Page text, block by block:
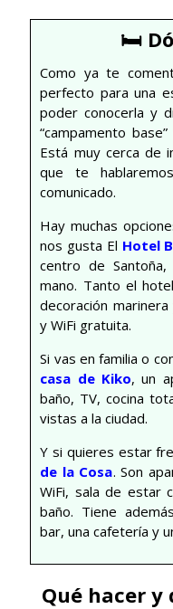
🛏
Como ya te
perfecto para una
poder conocerla y
“campamento
Está muy cerca de
que te
comunicado.
Hay muchas
nos gusta El Hotel
centro de
mano. Tanto el
decoración
y WiFi gratuita.
Si vas en familia o
casa de Kiko, un
baño, TV, cocina
vistas a la ciudad.
Y si quieres estar
de la Cosa. Son
WiFi, sala de estar
baño. Tiene
bar, una cafetería y
Qué hacer y